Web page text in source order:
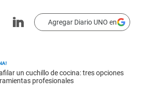
Agregar Diario UNO en
un cuchillo de cocina: tres opciones
profesionales